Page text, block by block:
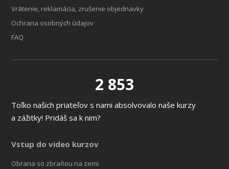
Vrátenie, reklamácia, zrušenie objednavky
Ochrana osobných údajov
FAQ
2 853
Toľko našich priateľov s nami absolvovalo naše kurzy
a zážitky! Pridáš sa k nim?
Vstup do video kurzov
Obrana so zbraňou na zemi